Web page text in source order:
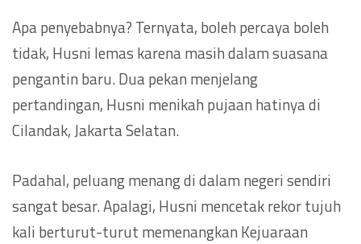
Apa penyebabnya? Ternyata, boleh percaya boleh
tidak, Husni lemas karena masih dalam suasana
pengantin baru. Dua pekan menjelang
pertandingan, Husni menikah pujaan hatinya di
Cilandak, Jakarta Selatan.
Padahal, peluang menang di dalam negeri sendiri
sangat besar. Apalagi, Husni mencetak rekor tujuh
kali berturut-turut memenangkan Kejuaraan